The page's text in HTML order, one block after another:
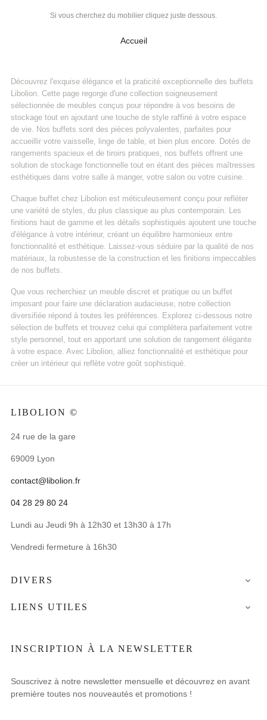
Si vous cherchez du mobilier cliquez juste dessous.
Accueil
Découvrez l'exquise élégance et la praticité exceptionnelle des buffets
Libolion. Cette page regorge d'une collection soigneusement
sélectionnée de meubles conçus pour répondre à vos besoins de
stockage tout en ajoutant une touche de style raffiné à votre espace
de vie. Nos buffets sont des pièces polyvalentes, parfaites pour
accueillir votre vaisselle, linge de table, et bien plus encore. Dotés de
rangements spacieux et de tiroirs pratiques, nos buffets offrent une
solution de stockage fonctionnelle tout en étant des pièces maîtresses
esthétiques dans votre salle à manger, votre salon ou votre cuisine.
Chaque buffet chez Libolion est méticuleusement conçu pour refléter
une variété de styles, du plus classique au plus contemporain. Les
finitions haut de gamme et les détails sophistiqués ajoutent une touche
d'élégance à votre intérieur, créant un équilibre harmonieux entre
fonctionnalité et esthétique. Laissez-vous séduire par la qualité de nos
matériaux, la robustesse de la construction et les finitions impeccables
de nos buffets.
Que vous recherchiez un meuble discret et pratique ou un buffet
imposant pour faire une déclaration audacieuse, notre collection
diversifiée répond à toutes les préférences. Explorez ci-dessous notre
sélection de buffets et trouvez celui qui complétera parfaitement votre
style personnel, tout en apportant une solution de rangement élégante
à votre espace. Avec Libolion, alliez fonctionnalité et esthétique pour
créer un intérieur qui reflète votre goût sophistiqué.
LIBOLION ©
24 rue de la gare
69009 Lyon
contact@libolion.fr
04 28 29 80 24
Lundi au Jeudi 9h à 12h30 et 13h30 à 17h
Vendredi fermeture à 16h30
DIVERS 
LIENS UTILES 
INSCRIPTION À LA NEWSLETTER
Souscrivez à notre newsletter mensuelle et découvrez en avant
première toutes nos nouveautés et promotions !